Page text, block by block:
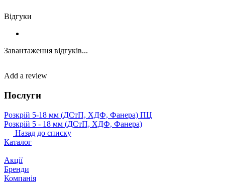
Відгуки
Завантаження відгуків...
Add a review
Послуги
Розкрій 5‐18 мм (ДСтП, ХДФ, Фанера) ПЦ
Розкрій 5 ‐ 18 мм (ДСтП, ХДФ, Фанера)
Назад до списку
Каталог
Акції
Бренди
Компанія